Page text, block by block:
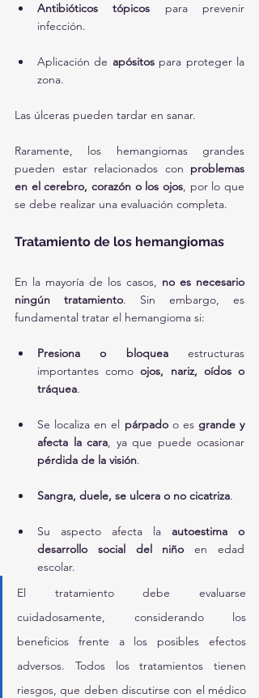
Antibióticos tópicos para prevenir
infección.
Aplicación de apósitos para proteger la
zona.
Las úlceras pueden tardar en sanar.
Raramente, los hemangiomas grandes
pueden estar relacionados con problemas
en el cerebro, corazón o los ojos, por lo que
se debe realizar una evaluación completa.
Tratamiento de los hemangiomas
En la mayoría de los casos, no es necesario
ningún tratamiento. Sin embargo, es
fundamental tratar el hemangioma si:
Presiona o bloquea estructuras
importantes como ojos, nariz, oídos o
tráquea.
Se localiza en el párpado o es grande y
afecta la cara
pérdida de la visión.
Sangra, duele, se ulcera o no cicatriza.
Su aspecto afecta la autoestima o
desarrollo social del niño en edad
escolar.
El tratamiento debe evaluarse
cuidadosamente, considerando los
beneficios frente a los posibles efectos
adversos. Todos los tratamientos tienen
riesgos, que deben discutirse con el médico